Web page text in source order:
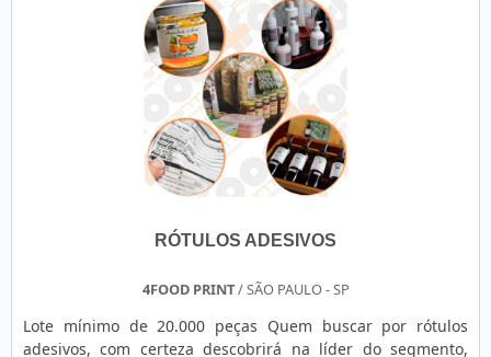
RÓTULOS ADESIVOS
4FOOD PRINT/ SÃO PAULO - SP
Lote mínimo de 20.000 peças Quem buscar por rótulos
adesivos, com certeza descobrirá na líder do segmento,